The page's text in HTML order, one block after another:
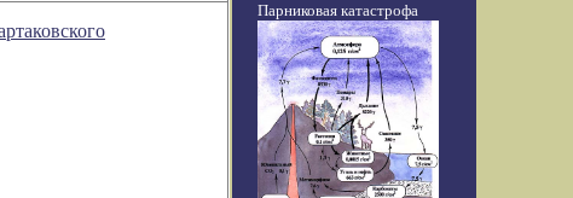
Парниковая катастрофа